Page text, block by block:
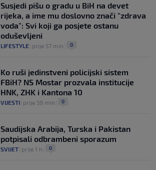
Susjedi pišu o gradu u BiH na devet
rijeka, a ime mu doslovno znači "zdrava
voda": Svi koji ga posjete ostanu
oduševljeni
LIFESTYLE prije 57 min 0
Ko ruši jedinstveni policijski sistem
FBiH? NS Mostar prozvala institucije
HNK, ZHK i Kantona 10
VIJESTI prije 59 min 0
Saudijska Arabija, Turska i Pakistan
potpisali odbrambeni sporazum
SVIJET prije 1 h 0